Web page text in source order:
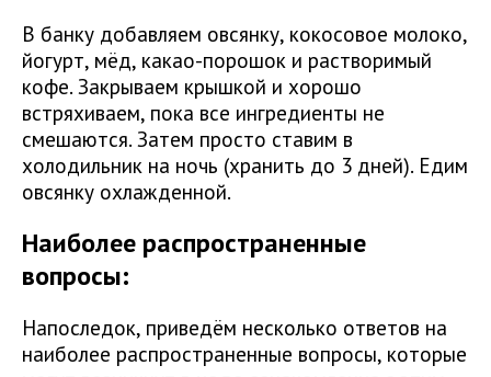
В банку добавляем овсянку, кокосовое молоко,
йогурт, мёд, какао-порошок и растворимый
кофе. Закрываем крышкой и хорошо
встряхиваем, пока все ингредиенты не
смешаются. Затем просто ставим в
холодильник на ночь (хранить до 3 дней). Едим
овсянку охлажденной.
Наиболее распространенные
вопросы:
Напоследок, приведём несколько ответов на
наиболее распространенные вопросы, которые